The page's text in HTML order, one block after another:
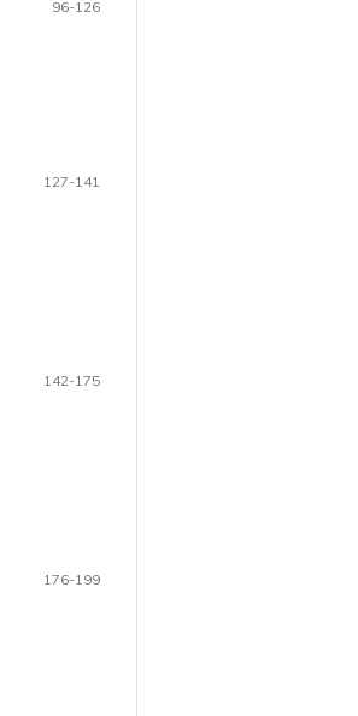
96-126
127-141
142-175
176-199